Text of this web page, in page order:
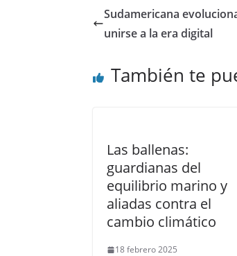
Sudamericana
unirse a la era digital
También te
Las ballenas:
guardianas del
equilibrio marino y
aliadas contra el
cambio climático
18 febrero 2025